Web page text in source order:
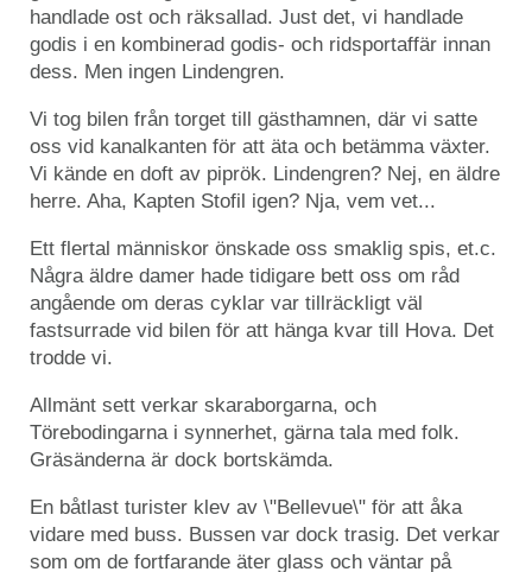
handlade ost och räksallad. Just det, vi handlade
godis i en kombinerad godis- och ridsportaffär innan
dess. Men ingen Lindengren.
Vi tog bilen från torget till gästhamnen, där vi satte
oss vid kanalkanten för att äta och betämma växter.
Vi kände en doft av piprök. Lindengren? Nej, en äldre
herre. Aha, Kapten Stofil igen? Nja, vem vet...
Ett flertal människor önskade oss smaklig spis, et.c.
Några äldre damer hade tidigare bett oss om råd
angående om deras cyklar var tillräckligt väl
fastsurrade vid bilen för att hänga kvar till Hova. Det
trodde vi.
Allmänt sett verkar skaraborgarna, och
Törebodingarna i synnerhet, gärna tala med folk.
Gräsänderna är dock bortskämda.
En båtlast turister klev av \"Bellevue\" för att åka
vidare med buss. Bussen var dock trasig. Det verkar
som om de fortfarande äter glass och väntar på